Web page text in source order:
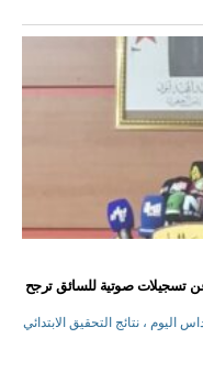
تسجيلات صوتية للسائق ترجح
اليوم ، نتائج التحقيق الابتدائي